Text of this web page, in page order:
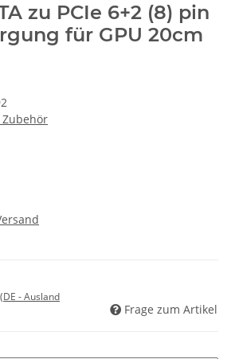
zu PCIe 6+2 (8) pin
für GPU 20cm
(DE - Ausland
Frage zum Artikel